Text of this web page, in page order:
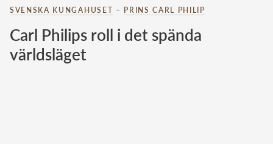
Svenska kungahuset
Brittiska kungahuset
REDAKTION
SVENSKA KUNGAHUSET – PRINS CARL PHILIP
Carl Philips roll i det spända
världsläget